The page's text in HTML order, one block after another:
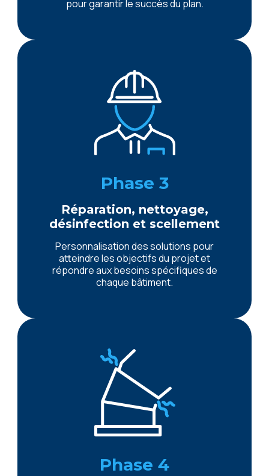
pour garantir le succès du plan.
Phase 3
Réparation, nettoyage,
désinfection et scellement
Personnalisation des solutions pour
atteindre les objectifs du projet et
répondre aux besoins spécifiques de
chaque bâtiment.
Phase 4